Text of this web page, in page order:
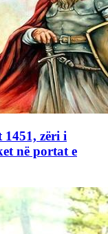
zëri i
në portat e